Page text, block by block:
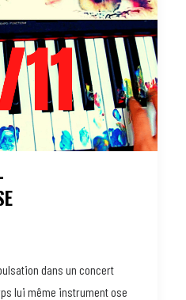
pulsation dans un concert
lui même instrument ose